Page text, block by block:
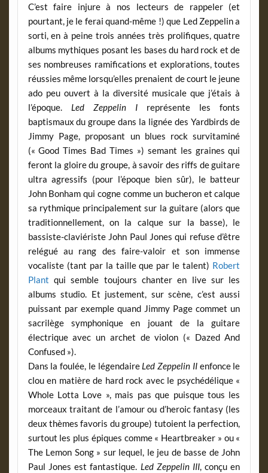
C’est faire injure à nos lecteurs de rappeler (et
pourtant, je le ferai quand-même !) que Led Zeppelin a
sorti, en à peine trois années très prolifiques, quatre
albums mythiques posant les bases du hard rock et de
ses nombreuses ramifications et explorations, toutes
réussies même lorsqu’elles prenaient de court le jeune
ado peu ouvert à la diversité musicale que j’étais à
l’époque. Led Zeppelin I représente les fonts
baptismaux du groupe dans la lignée des Yardbirds de
Jimmy Page, proposant un blues rock survitaminé
(« Good Times Bad Times ») semant les graines qui
feront la gloire du groupe, à savoir des riffs de guitare
ultra agressifs (pour l’époque bien sûr), le batteur
John Bonham qui cogne comme un bucheron et calque
sa rythmique principalement sur la guitare (alors que
traditionnellement, on la calque sur la basse), le
bassiste-claviériste John Paul Jones qui refuse d’être
relégué au rang des faire-valoir et son immense
vocaliste (tant par la taille que par le talent) Robert
Plant qui semble toujours chanter en live sur les
albums studio. Et justement, sur scène, c’est aussi
puissant par exemple quand Jimmy Page commet un
sacrilège symphonique en jouant de la guitare
électrique avec un archet de violon (« Dazed And
Confused »).
Dans la foulée, le légendaire Led Zeppelin IIenfonce le
clou en matière de hard rock avec le psychédélique «
Whole Lotta Love », mais pas que puisque tous les
morceaux traitant de l’amour ou d’heroic fantasy (les
deux thèmes favoris du groupe) tutoient la perfection,
surtout les plus épiques comme « Heartbreaker » ou «
The Lemon Song » sur lequel, le jeu de basse de John
Paul Jones est fantastique. Led Zeppelin III, conçu en